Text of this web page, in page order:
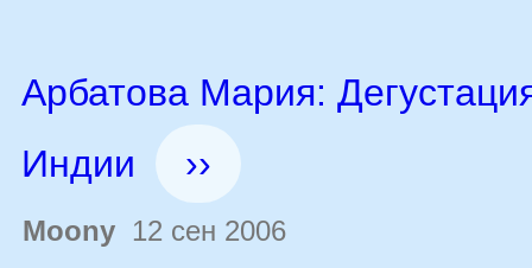
Арбатова Мария:
Индии
››
Moony 12 сен 2006